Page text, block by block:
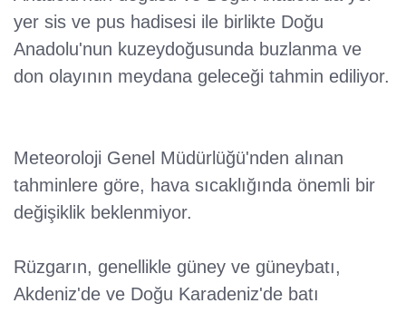
yer sis ve pus hadisesi ile birlikte Doğu
Anadolu'nun kuzeydoğusunda buzlanma ve
don olayının meydana geleceği tahmin ediliyor.
Meteoroloji Genel Müdürlüğü'nden alınan
tahminlere göre, hava sıcaklığında önemli bir
değişiklik beklenmiyor.
Rüzgarın, genellikle güney ve güneybatı,
Akdeniz'de ve Doğu Karadeniz'de batı